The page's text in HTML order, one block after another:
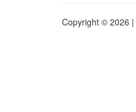
Copyright © 2026 |